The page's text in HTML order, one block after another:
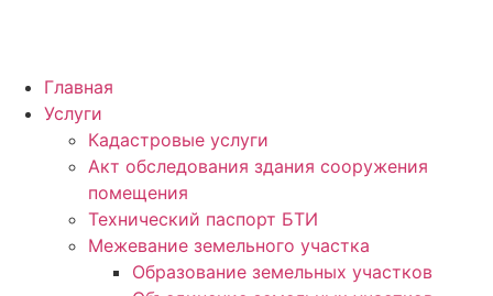
Главная
Услуги
Кадастровые услуги
Акт обследования здания сооружения
помещения
Технический паспорт БТИ
Межевание земельного участка
Образование земельных участков